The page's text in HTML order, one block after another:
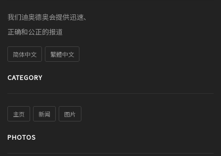
我们迪奥德奥会提供迅速、
正确和公正的报道
简体中文 繁體中文
CATEGORY
主页 新闻 图片
PHOTOS